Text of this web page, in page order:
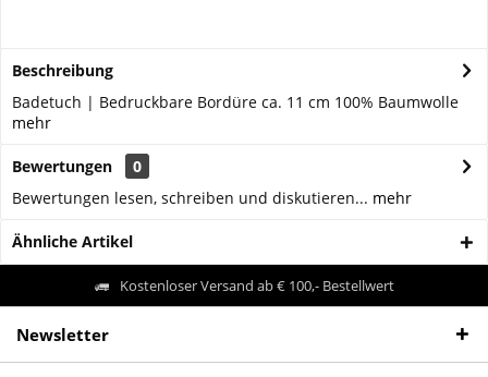
Beschreibung
Badetuch | Bedruckbare Bordüre ca. 11 cm 100% Baumwolle
mehr
Bewertungen
0
Bewertungen lesen, schreiben und diskutieren... mehr
Ähnliche Artikel
Kostenloser Versand ab € 100,- Bestellwert
Newsletter